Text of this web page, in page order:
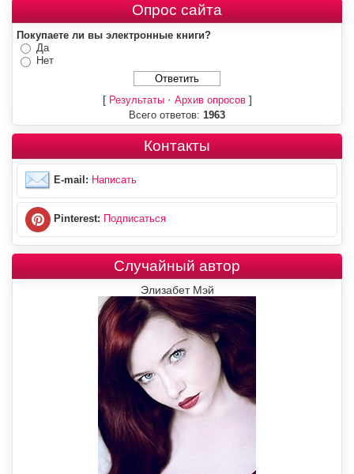
Опрос сайта
Покупаете ли вы электронные книги?
Да
Нет
[ Результаты· Архив опросов]
Всего ответов: 1963
Контакты
E-mail: Написать
Pinterest: Подписаться
Случайный автор
Элизабет Мэй